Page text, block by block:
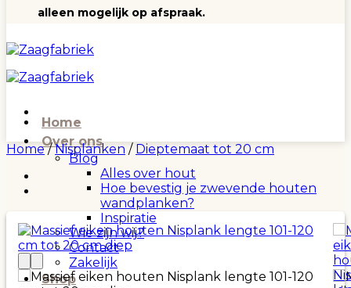
alleen mogelijk op afspraak.
Home
Over ons
Blog
Alles over hout
Hoe bevestig je zwevende houten
wandplanken?
Inspiratie
Wie zijn wij?
Contact
Zakelijk
Shop
Home / Nisplanken / Dieptemaat tot 20 cm